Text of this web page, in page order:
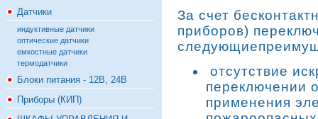
Датчики
индуктивные датчики
оптические датчики
емкостные датчики
термодатчики
Блоки питания - 12В, 24В
Приборы (КИП)
За счет
приборов)
отсутствие
переключении
применения